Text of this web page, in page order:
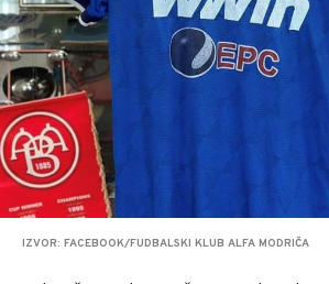
IZVOR: FACEBOOK/FUDBALSKI KLUB ALFA MODRIČA